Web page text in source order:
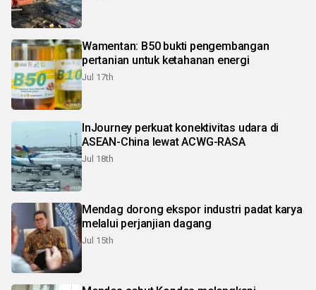
Wamentan: B50 bukti pengembangan
pertanian untuk ketahanan energi
Jul 17th
InJourney perkuat konektivitas udara di
ASEAN-China lewat ACWG-RASA
Jul 18th
Mendag dorong ekspor industri padat karya
melalui perjanjian dagang
Jul 15th